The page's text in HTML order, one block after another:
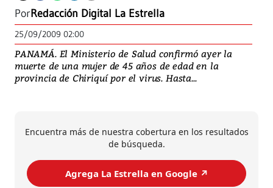
PorRedacción Digital La Estrella
25/09/2009 02:00
PANAMÁ. El Ministerio de Salud confirmó ayer la
muerte de una mujer de 45 años de edad en la
provincia de Chiriquí por el virus. Hasta...
Encuentra más de nuestra cobertura en los resultados
de búsqueda.
Agrega La Estrella en Google ↗️